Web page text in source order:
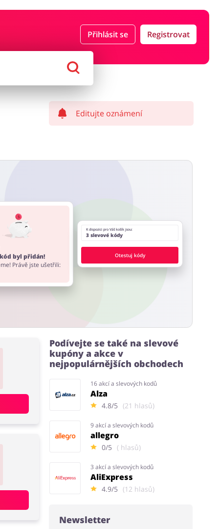
Přihlásit se Registrovat
Počítače foto a elektronika
Editujte oznámení
byl přidán!
Právě jste ušetřili:
K dispozici pro Váš košík jsou:
3 slevové kódy
Otestuj kódy
Podívejte se také na slevové
kupóny a akce v
nejpopulárnějších obchodech
16 akcí a slevových kodů
Alza
4.8/5 (21 hlasů)
9 akcí a slevových kodů
allegro
0/5 ( hlasů)
3 akcí a slevových kodů
AliExpress
4.9/5 (12 hlasů)
Newsletter